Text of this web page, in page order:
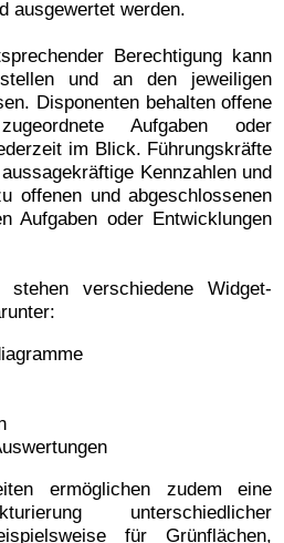
ausgewertet werden.
Berechtigung kann
und an den jeweiligen
Disponenten behalten offene
Aufgaben oder
im Blick. Führungskräfte
Kennzahlen und
offenen und abgeschlossenen
Aufgaben oder Entwicklungen
verschiedene Widget-
ermöglichen zudem eine
unterschiedlicher
für Grünflächen,